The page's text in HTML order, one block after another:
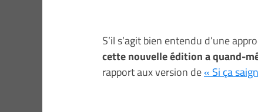
S’il s’agit bien entendu d’une
cette nouvelle édition a quand-
rapport aux version de« Si ça